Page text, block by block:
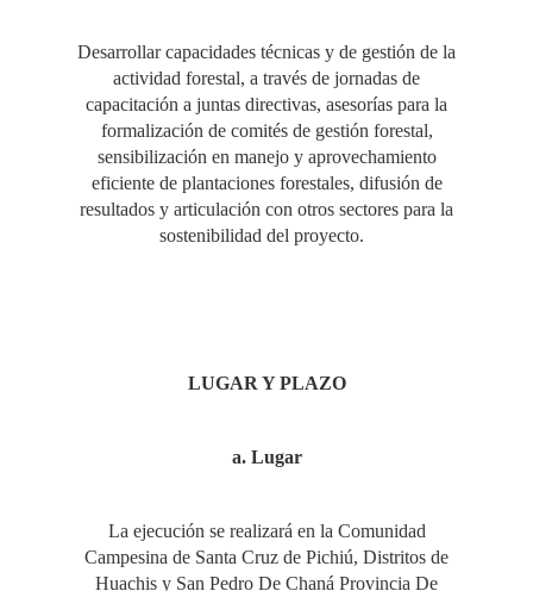
Desarrollar capacidades técnicas y de gestión de la
actividad forestal, a través de jornadas de
capacitación a juntas directivas, asesorías para la
formalización de comités de gestión forestal,
sensibilización en manejo y aprovechamiento
eficiente de plantaciones forestales, difusión de
resultados y articulación con otros sectores para la
sostenibilidad del proyecto.
LUGAR Y PLAZO
a. Lugar
La ejecución se realizará en la Comunidad
Campesina de Santa Cruz de Pichiú, Distritos de
Huachis y San Pedro De Chaná Provincia De